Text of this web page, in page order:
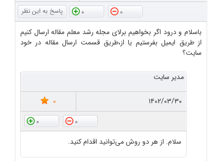
0
0
باسلام و درود اگر بخواهیم برلای مجله رشد معلم مقاله ارسال کنیم
از طریق ایمیل بفرستیم یا از،طریق قسمت ارسال مقاله در خود
سایت؟
مدیر سایت
۱۴۰۲/۰۳/۳۰
0
0
0
سلام. از هر دو روش می‌توانید اقدام کنید.